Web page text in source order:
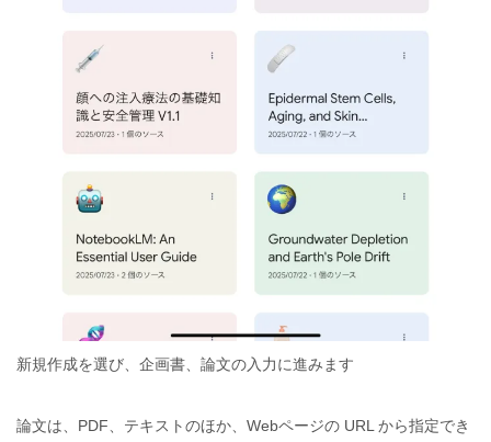
新規作成を選び、企画書、論文の入力に進みます
論文は、PDF、テキストのほか、Webページの URL から指定でき